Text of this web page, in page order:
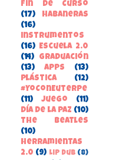
Fin de Curso
(17)
habaneras
(16)
instrumentos
(16) Escuela 2.0
(14)
Graduación
(13)
apps
(13)
Plástica
(12)
#YoConEuterpe
(11)
juego
(11)
Día de la Paz (10)
the beatles
(10)
herramientas
2.0 (9) Lip Dub (8)